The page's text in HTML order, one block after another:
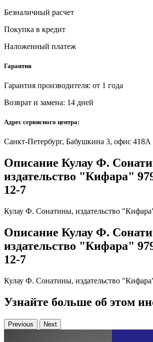
Безналичный расчет
Покупка в кредит
Наложенный платеж
Гарантия
Гарантия производителя: от 1 года
Возврат и замена: 14 дней
Адрес сервисного центра:
Санкт-Петербург, Бабушкина 3, офис 418А
Описание Кулау Ф.
издательство "Кифара"
12-7
Кулау Ф. Сонатины, издательство
Описание Кулау Ф.
издательство "Кифара"
12-7
Кулау Ф. Сонатины, издательство
Узнайте больше об этом
Previous Next